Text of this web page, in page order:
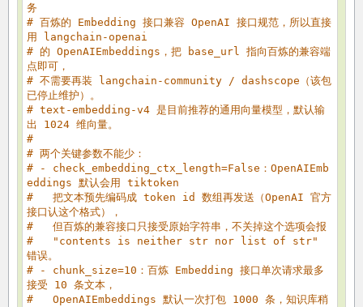
务
# 百炼的 Embedding 接口兼容 OpenAI 接口规范，所以直接
用 langchain-openai
# 的 OpenAIEmbeddings，把 base_url 指向百炼的兼容端
点即可，
# 不需要再装 langchain-community / dashscope（该包
已停止维护）。
# text-embedding-v4 是目前推荐的通用向量模型，默认输
出 1024 维向量。
#
# 两个关键参数不能少：
# - check_embedding_ctx_length=False：OpenAIEmb
eddings 默认会用 tiktoken
# 把文本预先编码成 token id 数组再发送（OpenAI 官方
接口认这个格式），
# 但百炼的兼容接口只接受原始字符串，不关掉这个选项会报
# "contents is neither str nor list of str"
错误。
# - chunk_size=10：百炼 Embedding 接口单次请求最多
接受 10 条文本，
# OpenAIEmbeddings 默认一次打包 1000 条，知识库稍